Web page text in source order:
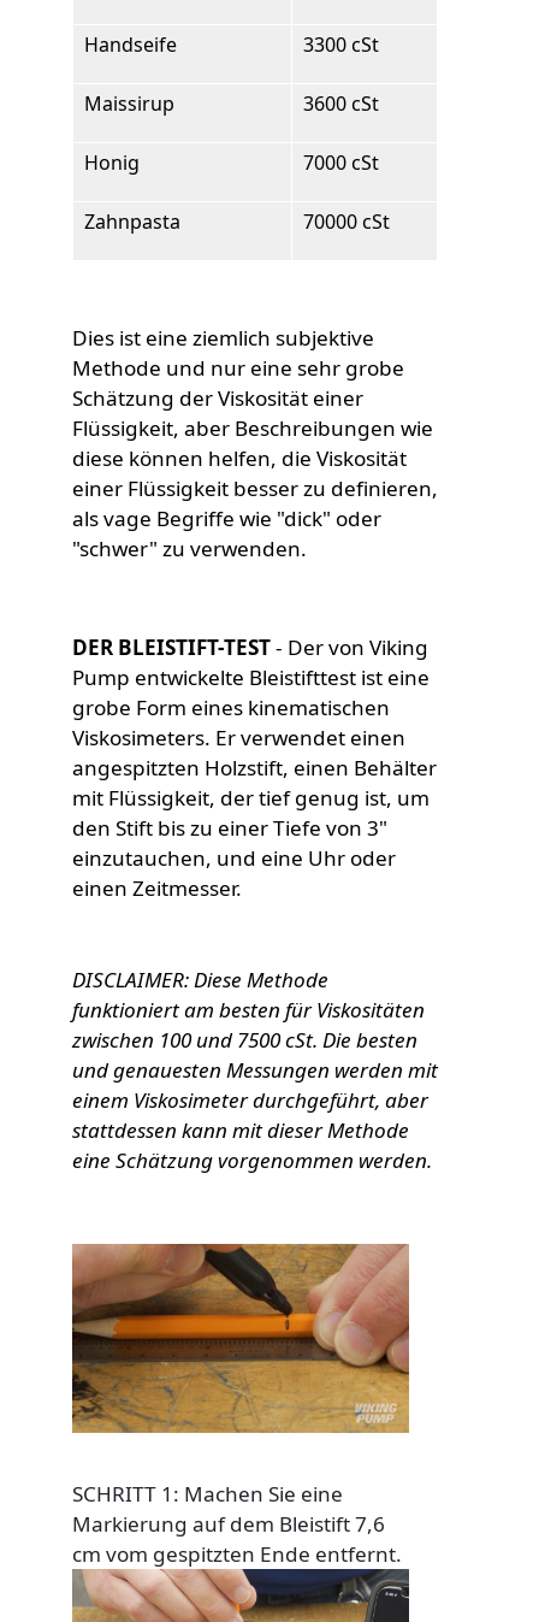
Handseife 3300 cSt
Maissirup 3600 cSt
Honig 7000 cSt
Zahnpasta 70000 cSt
Dies ist eine ziemlich subjektive
Methode und nur eine sehr grobe
Schätzung der Viskosität einer
Flüssigkeit, aber Beschreibungen wie
diese können helfen, die Viskosität
einer Flüssigkeit besser zu definieren,
als vage Begriffe wie "dick" oder
"schwer" zu verwenden.
DER BLEISTIFT-TEST- Der von Viking
Pump entwickelte Bleistifttest ist eine
grobe Form eines kinematischen
Viskosimeters. Er verwendet einen
angespitzten Holzstift, einen Behälter
mit Flüssigkeit, der tief genug ist, um
den Stift bis zu einer Tiefe von 3"
einzutauchen, und eine Uhr oder
einen Zeitmesser.
DISCLAIMER: Diese Methode
funktioniert am besten für Viskositäten
zwischen 100 und 7500 cSt. Die besten
und genauesten Messungen werden mit
einem Viskosimeter durchgeführt, aber
stattdessen kann mit dieser Methode
eine Schätzung vorgenommen werden.
Custom Content One
Image
SCHRITT 1: Machen Sie eine
Markierung auf dem Bleistift 7,6
cm vom gespitzten Ende entfernt.